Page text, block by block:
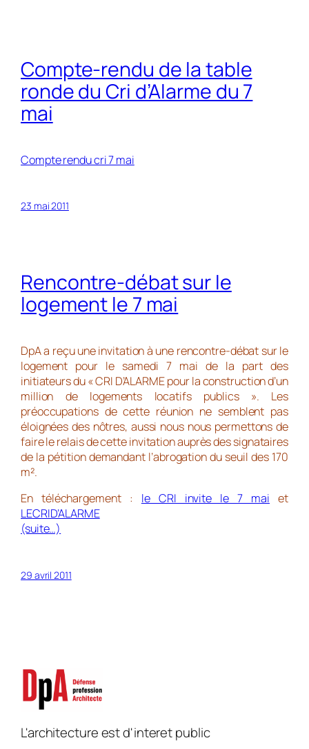
Compte-rendu de la table
ronde du Cri d’Alarme du 7
mai
Compte rendu cri 7 mai
23 mai 2011
Rencontre-débat sur le
logement le 7 mai
DpA a reçu une invitation à une rencontre-débat sur le
logement pour le samedi 7 mai de la part des
initiateurs du « CRI D’ALARME pour la construction d’un
million de logements locatifs publics ». Les
préoccupations de cette réunion ne semblent pas
éloignées des nôtres, aussi nous nous permettons de
faire le relais de cette invitation auprès des signataires
de la pétition demandant l’abrogation du seuil des 170
m².
En téléchargement : le CRI invite le 7 mai et
LECRID’ALARME
(suite…)
29 avril 2011
L'architecture est d'interet public